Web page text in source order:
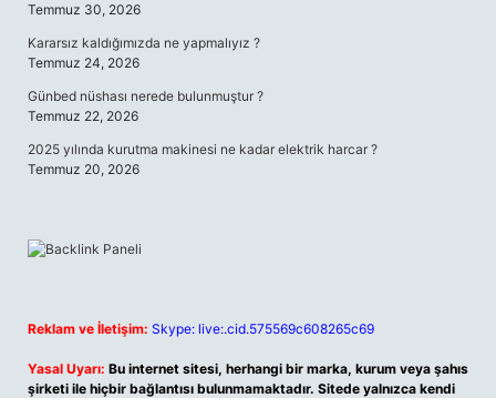
Temmuz 30, 2026
Kararsız kaldığımızda ne yapmalıyız ?
Temmuz 24, 2026
Günbed nüshası nerede bulunmuştur ?
Temmuz 22, 2026
2025 yılında kurutma makinesi ne kadar elektrik harcar ?
Temmuz 20, 2026
Reklam ve İletişim: Skype: live:.cid.575569c608265c69
Yasal Uyarı: Bu internet sitesi, herhangi bir marka, kurum veya şahıs
şirketi ile hiçbir bağlantısı bulunmamaktadır. Sitede yalnızca kendi